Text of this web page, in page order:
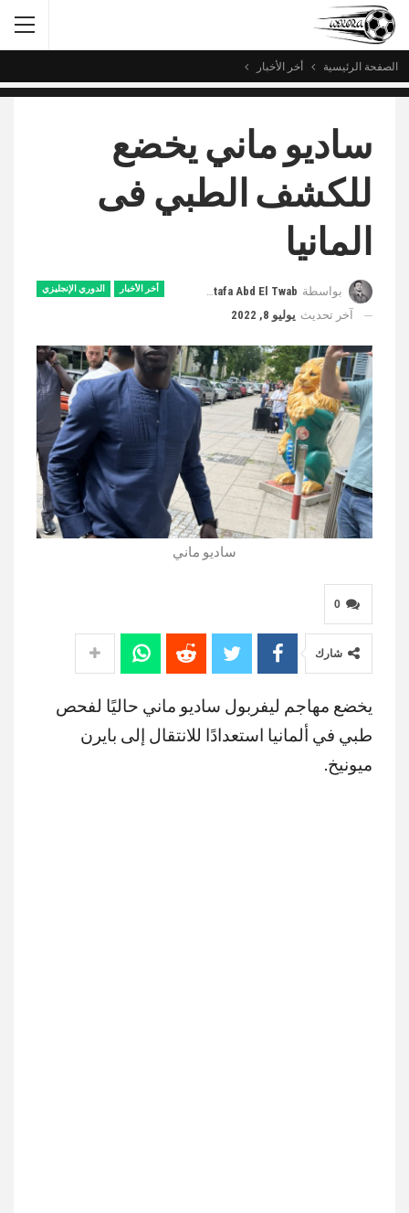
الصفحة الرئيسية أخر الأخبار
ساديو ماني يخضع
للكشف الطبي فى
المانيا
أخر الأخبار الدوري الإنجليزي بواسطة Mustafa Abd El Twab
آخر تحديث يوليو 8, 2022
ساديو ماني
0
شارك
يخضع مهاجم ليفربول ساديو ماني حاليًا لفحص
طبي في ألمانيا استعدادًا للانتقال إلى بايرن
ميونيخ.